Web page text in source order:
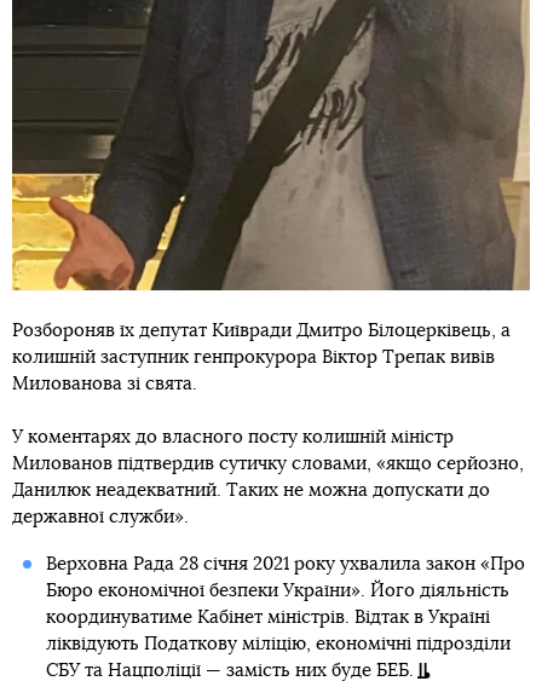
Розбороняв їх депутат Київради Дмитро Білоцерківець, а
колишній заступник генпрокурора Віктор Трепак вивів
Милованова зі свята.
У коментарях до власного посту колишній міністр
Милованов підтвердив сутичку словами, «якщо серйозно,
Данилюк неадекватний. Таких не можна допускати до
державної служби».
Верховна Рада 28 січня 2021 року ухвалила закон «Про
Бюро економічної безпеки України». Його діяльність
координуватиме Кабінет міністрів. Відтак в Україні
ліквідують Податкову міліцію, економічнi підрозділи
СБУ та Нацполіції — замість них буде БЕБ.